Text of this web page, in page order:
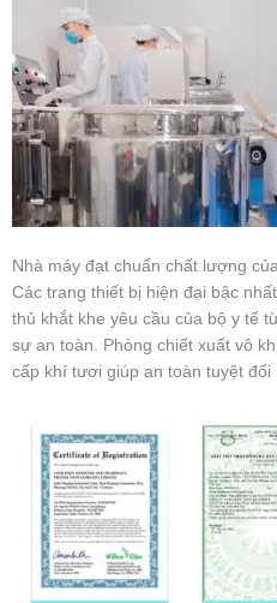
Nhà máy đạt chuẩn chất lượng
Các trang thiết bị hiện đại bậc
thủ khắt khe yêu cầu của bộ y tế
sự an toàn. Phòng chiết xuất vô
cấp khí tươi giúp an toàn tuyệt đối